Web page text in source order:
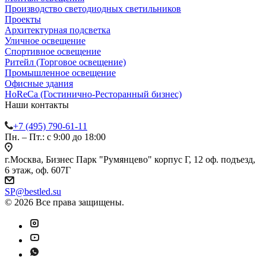
Производство светодиодных светильников
Проекты
Архитектурная подсветка
Уличное освещение
Спортивное освещение
Ритейл (Торговое освещение)
Промышленное освещение
Офисные здания
HoReCa (Гостинично-Ресторанный бизнес)
Наши контакты
+7 (495) 790-61-11
Пн. – Пт.: с 9:00 до 18:00
г.Москва, Бизнес Парк "Румянцево" корпус Г, 12 оф. подъезд,
6 этаж, оф. 607Г
SP@bestled.su
© 2026 Все права защищены.